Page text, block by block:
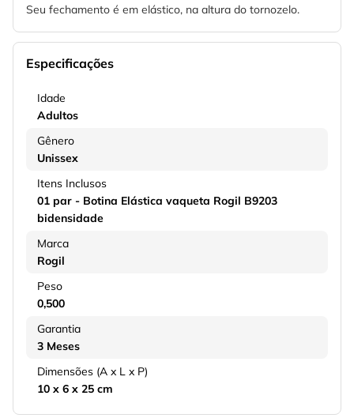
Seu fechamento é em elástico, na altura do tornozelo.
Especificações
Idade
Adultos
Gênero
Unissex
Itens Inclusos
01 par - Botina Elástica vaqueta Rogil B9203
bidensidade
Marca
Rogil
Peso
0,500
Garantia
3 Meses
Dimensões (A x L x P)
10 x 6 x 25 cm